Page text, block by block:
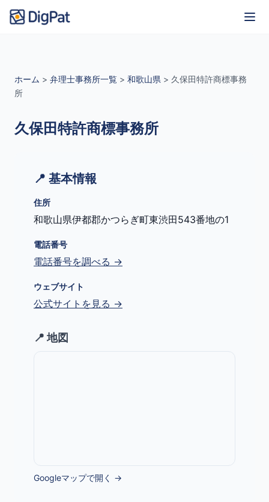
ホーム > 弁理士事務所一覧 > 和歌山県 > 久保田特許商標事務
所
久保田特許商標事務所
📍 基本情報
住所
和歌山県伊都郡かつらぎ町東渋田543番地の1
電話番号
電話番号を調べる →
ウェブサイト
公式サイトを見る →
📍 地図
Googleマップで開く →